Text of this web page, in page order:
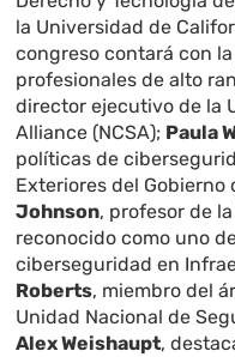
la Universidad de
congreso contará con
profesionales de alto
director ejecutivo de la
Alliance (NCSA); Paula
políticas de
Exteriores del Gobierno
Johnson, profesor de
reconocido como uno
ciberseguridad en
Roberts, miembro del
Unidad Nacional de
Alex Weishaupt,